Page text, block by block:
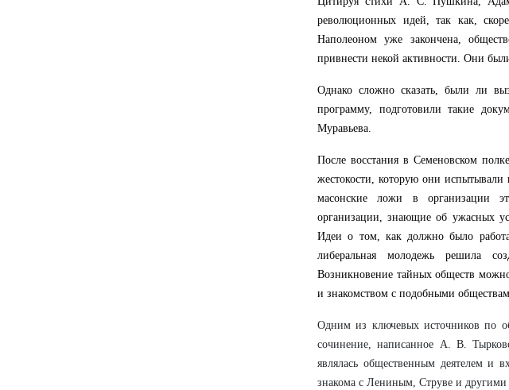
революционных идей, так как,
Наполеоном уже закончена,
привнести некой активности. Они
Однако сложно сказать, были ли
программу, подготовили такие
Муравьева.
После восстания в Семеновском
жестокости, которую они испытывали
масонские ложи в организации
организации, знающие об ужасных
Идеи о том, как должно было
либеральная молодежь решила
Возникновение тайных обществ
и знакомством с подобными
Одним из ключевых источников по
сочинение, написанное А. В.
являлась общественным деятелем и
знакома с Лениным, Струве и